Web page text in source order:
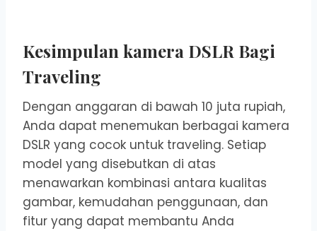
Kesimpulan kamera DSLR Bagi
Traveling
Dengan anggaran di bawah 10 juta rupiah,
Anda dapat menemukan berbagai kamera
DSLR yang cocok untuk traveling. Setiap
model yang disebutkan di atas
menawarkan kombinasi antara kualitas
gambar, kemudahan penggunaan, dan
fitur yang dapat membantu Anda